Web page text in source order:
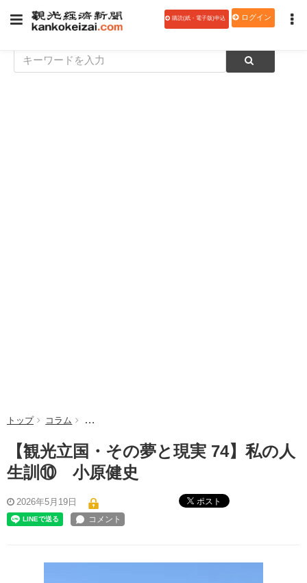
購読(紙・電子版)申込 ログイン
トップ コラム 【観光立国・その夢と現実 74】私の人生訓⑩ 小原健
【観光立国・その夢と現実 74】私の人
生訓⑩ 小原健史
2026年5月19日 ポスト